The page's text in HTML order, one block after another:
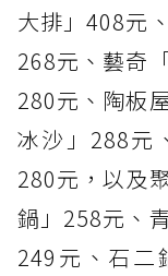
大排」408元
268元、藝奇
280元、陶板
冰沙」288元
280元，以及
鍋」258元、
249元、石二